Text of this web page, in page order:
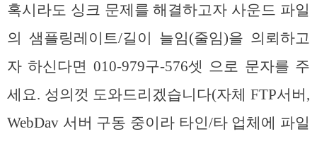
혹시라도 싱크 문제를 해결하고자 사운드 파일
의 샘플링레이트/길이 늘임(줄임)을 의뢰하고
자 하신다면 010-979구-576셋 으로 문자를 주
세요. 성의껏 도와드리겠습니다(자체 FTP서버,
WebDav 서버 구동 중이라 타인/타 업체에 파일